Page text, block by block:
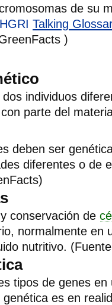
de su
Talking
)
individuos
parte del
deben ser
diferentes o de
conservación de
normalmente en
nutritivo.
tipos de genes en
es en